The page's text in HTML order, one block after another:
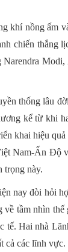
khí nồng ấm
chiến thắng
thống lâu
kể từ khi
khai hiệu
Nam-Ấn Độ
trọng này.
nay đòi hỏi
tầm nhìn
Hai nhà
cả các lĩnh vực.